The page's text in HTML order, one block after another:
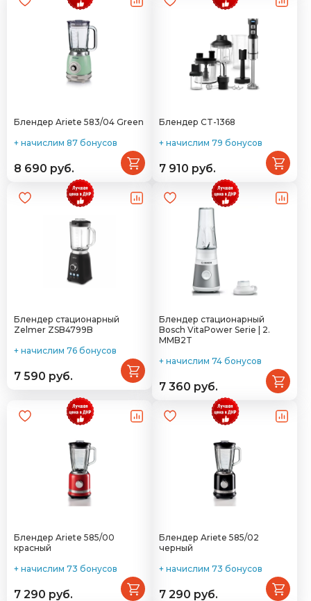
Блендер Ariete 583/04 Green
+ начислим 87 бонусов
8 690 руб.
Блендер CT-1368
+ начислим 79 бонусов
7 910 руб.
Блендер стационарный
Zelmer ZSB4799B
+ начислим 76 бонусов
7 590 руб.
Блендер стационарный
Bosch VitaPower Serie | 2.
MMB2T
+ начислим 74 бонусов
7 360 руб.
Блендер Ariete 585/00
красный
+ начислим 73 бонусов
7 290 руб.
Блендер Ariete 585/02
черный
+ начислим 73 бонусов
7 290 руб.